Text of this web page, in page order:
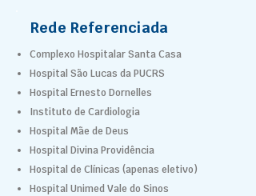
Rede Referenciada
Complexo Hospitalar Santa Casa
Hospital São Lucas da PUCRS
Hospital Ernesto Dornelles
Instituto de Cardiologia
Hospital Mãe de Deus
Hospital Divina Providência
Hospital de Clínicas (apenas eletivo)
Hospital Unimed Vale do Sinos